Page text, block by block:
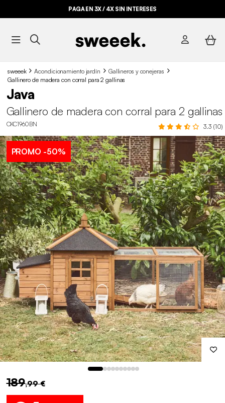
PAGA EN 3X / 4X SIN INTERESES
sweeek Acondicionamiento jardín
Gallineros y conejeras
Gallinero de madera con corral para 2 gallinas
Java
Gallinero de madera con corral para 2 gallinas
CKC1960BN 3.3 (10)
PROMO -50%
189,99 €